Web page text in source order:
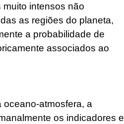
muito intensos não
as regiões do planeta,
a probabilidade de
associados ao
oceano-atmosfera, a
os indicadores e